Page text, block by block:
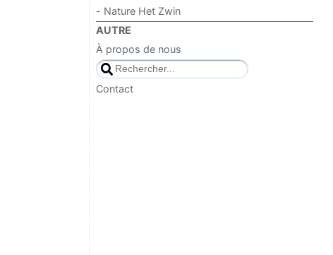
- Nature Het Zwin
AUTRE
À propos de nous
Contact